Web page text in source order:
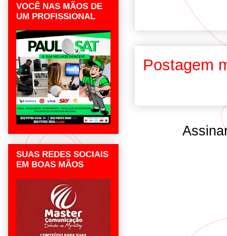
Postagem
VOCÊ NAS MÃOS DE
UM PROFISSIONAL
SUAS REDES SOCIAIS
EM BOAS MÃOS